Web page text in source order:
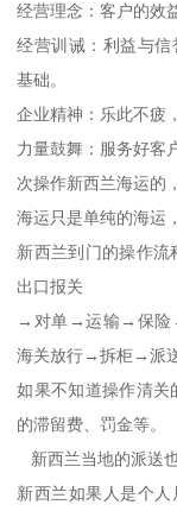
经营理念：客户的效
经营训诫：利益与
基础。
企业精神：乐此不疲
力量鼓舞：服务好客
次操作新西兰海运的
海运只是单纯的海运
新西兰到门的操作
出口报关
→对单→运输→保险
海关放行→拆柜→派送
如果不知道操作清关
的滞留费、罚金等。
新西兰当地的派送
新西兰如果人是个